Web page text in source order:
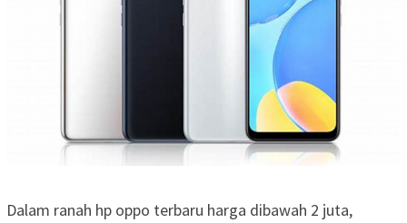
Dalam ranah hp oppo terbaru harga dibawah 2 juta,